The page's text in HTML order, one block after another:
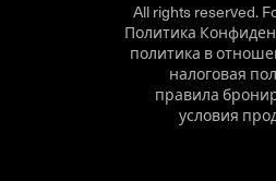
All rights reserved.
Политика
политика в
налоговая
правила
условия